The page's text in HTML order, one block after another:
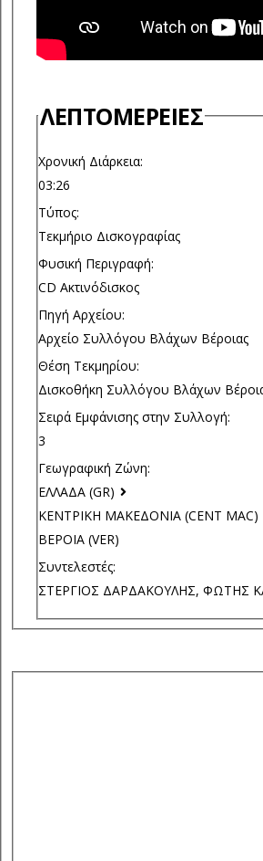
ΛΕΠΤΟΜΈΡΕΙΕΣ
Χρονική Διάρκεια:
03:26
Τύπος:
Τεκμήριο Δισκογραφίας
Φυσική Περιγραφή:
CD Ακτινόδισκος
Πηγή Αρχείου:
Αρχείο Συλλόγου Βλάχων Βέροιας
Θέση Τεκμηρίου:
Δισκοθήκη Συλλόγου Βλάχων
Σειρά Εμφάνισης στην Συλλογή:
3
Γεωγραφική Ζώνη:
ΕΛΛΑΔΑ (GR)
ΚΕΝΤΡΙΚΗ ΜΑΚΕΔΟΝΙΑ (CENT MAC)
ΒΕΡΟΙΑ (VER)
Συντελεστές:
ΣΤΕΡΓΙΟΣ ΔΑΡΔΑΚΟΥΛΗΣ, ΦΩΤΗΣ